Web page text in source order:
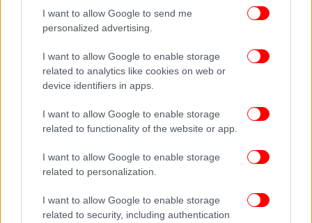
I want to allow Google to send me
personalized advertising.
I want to allow Google to enable storage
related to analytics like cookies on web or
device identifiers in apps.
I want to allow Google to enable storage
related to functionality of the website or app.
I want to allow Google to enable storage
related to personalization.
I want to allow Google to enable storage
related to security, including authentication